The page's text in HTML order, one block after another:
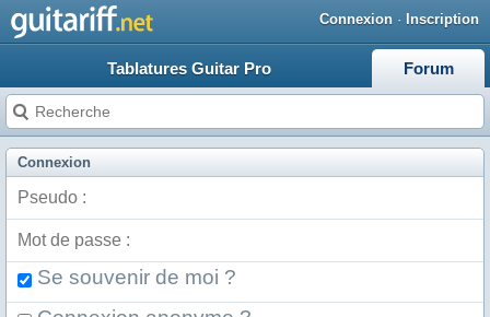
Connexion · Inscription
Tablatures Guitar Pro Forum
Connexion